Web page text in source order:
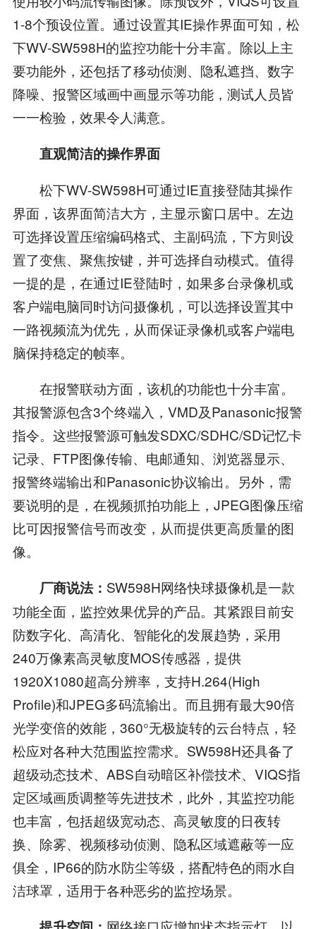
1-8个预设位置。通过设置其IE操作界面可知，松
下WV-SW598H的监控功能十分丰富。除以上主
要功能外，还包括了移动侦测、隐私遮挡、数字
降噪、报警区域画中画显示等功能，测试人员皆
一一检验，效果令人满意。
直观简洁的操作界面
松下WV-SW598H可通过IE直接登陆其操作
界面，该界面简洁大方，主显示窗口居中。左边
可选择设置压缩编码格式、主副码流，下方则设
置了变焦、聚焦按键，并可选择自动模式。值得
一提的是，在通过IE登陆时，如果多台录像机或
客户端电脑同时访问摄像机，可以选择设置其中
一路视频流为优先，从而保证录像机或客户端电
脑保持稳定的帧率。
在报警联动方面，该机的功能也十分丰富。
其报警源包含3个终端入，VMD及Panasonic报警
指令。这些报警源可触发SDXC/SDHC/SD记忆卡
记录、FTP图像传输、电邮通知、浏览器显示、
报警终端输出和Panasonic协议输出。另外，需
要说明的是，在视频抓拍功能上，JPEG图像压缩
比可因报警信号而改变，从而提供更高质量的图
像。
厂商说法： SW598H网络快球摄像机是一款
功能全面，监控效果优异的产品。其紧跟目前安
防数字化、高清化、智能化的发展趋势，采用
240万像素高灵敏度MOS传感器，提供
1920X1080超高分辨率，支持H.264(High
Profile)和JPEG多码流输出。而且拥有最大90倍
光学变倍的效能，360°无极旋转的云台特点，轻
松应对各种大范围监控需求。SW598H还具备了
超级动态技术、ABS自动暗区补偿技术、VIQS指
定区域画质调整等先进技术，此外，其监控功能
也丰富，包括超级宽动态、高灵敏度的日夜转
换、除雾、视频移动侦测、隐私区域遮蔽等一应
俱全，IP66的防水防尘等级，搭配特色的雨水自
洁球罩，适用于各种恶劣的监控场景。